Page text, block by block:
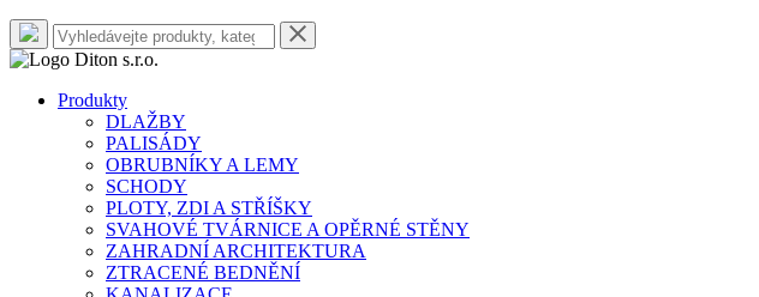
Produkty
DLAŽBY
PALISÁDY
OBRUBNÍKY A LEMY
SCHODY
PLOTY, ZDI A STŘÍŠKY
SVAHOVÉ TVÁRNICE A OPĚRNÉ STĚNY
ZAHRADNÍ ARCHITEKTURA
ZTRACENÉ BEDNĚNÍ